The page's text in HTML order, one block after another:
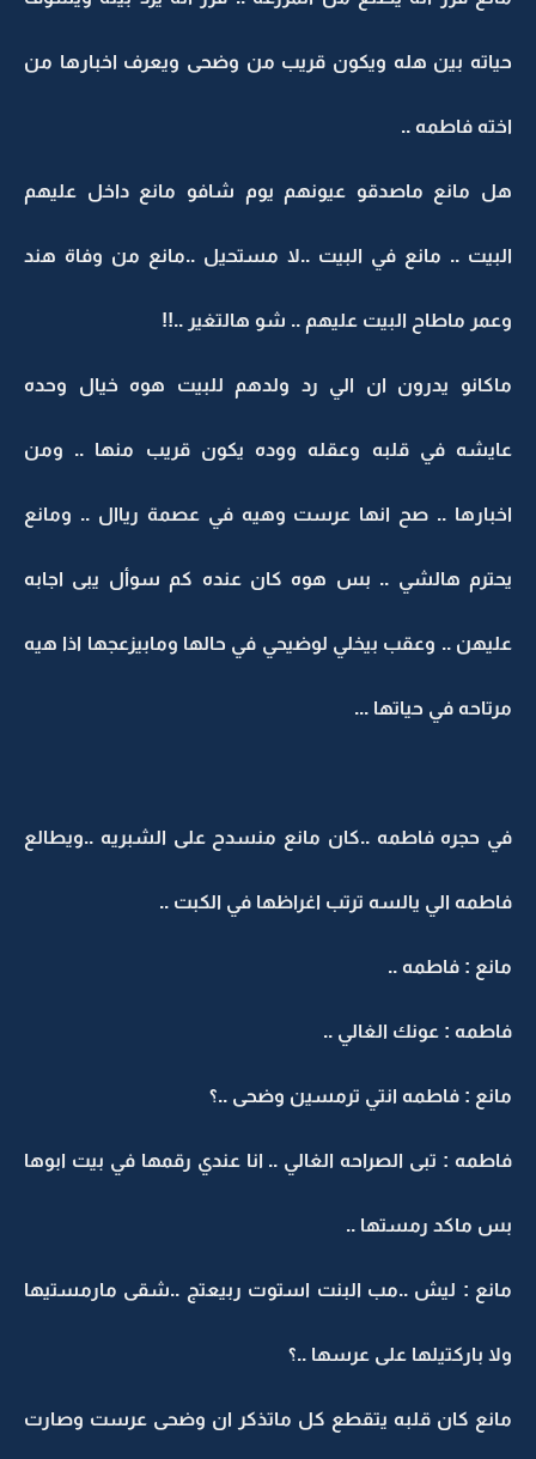
حياته بين هله ويكون قريب من وضحى ويعرف اخبارها من
اخته فاطمه ..
هل مانع ماصدقو عيونهم يوم شافو مانع داخل عليهم
البيت .. مانع في البيت ..لا مستحيل ..مانع من وفاة هند
وعمر ماطاح البيت عليهم .. شو هالتغير ..!!
ماكانو يدرون ان الي رد ولدهم للبيت هوه خيال وحده
عايشه في قلبه وعقله ووده يكون قريب منها .. ومن
اخبارها .. صح انها عرست وهيه في عصمة رياال .. ومانع
يحترم هالشي .. بس هوه كان عنده كم سوأل يبى اجابه
عليهن .. وعقب بيخلي لوضيحي في حالها ومابيزعجها اذا هيه
مرتاحه في حياتها ...
في حجره فاطمه ..كان مانع منسدح على الشبريه ..ويطالع
فاطمه الي يالسه ترتب اغراظها في الكبت ..
مانع : فاطمه ..
فاطمه : عونك الغالي ..
مانع : فاطمه انتي ترمسين وضحى ..؟
فاطمه : تبى الصراحه الغالي .. انا عندي رقمها في بيت ابوها
بس ماكد رمستها ..
مانع : ليش ..مب البنت استوت ربيعتج ..شقى مارمستيها
ولا باركتيلها على عرسها ..؟
مانع كان قلبه يتقطع كل ماتذكر ان وضحى عرست وصارت